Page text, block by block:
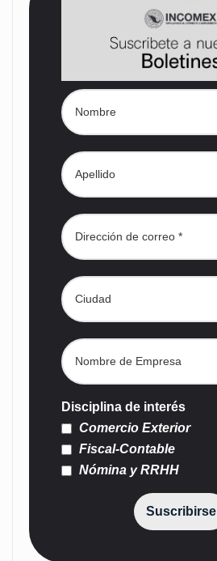
Disciplina de interés
Comercio Exterior
Fiscal-Contable
Nómina y RRHH
Suscribirse